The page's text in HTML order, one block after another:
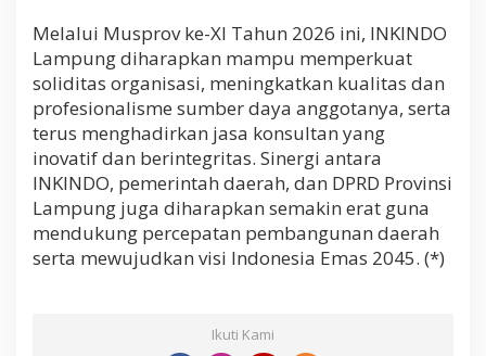
Melalui Musprov ke-XI Tahun 2026 ini, INKINDO
Lampung diharapkan mampu memperkuat
soliditas organisasi, meningkatkan kualitas dan
profesionalisme sumber daya anggotanya, serta
terus menghadirkan jasa konsultan yang
inovatif dan berintegritas. Sinergi antara
INKINDO, pemerintah daerah, dan DPRD Provinsi
Lampung juga diharapkan semakin erat guna
mendukung percepatan pembangunan daerah
serta mewujudkan visi Indonesia Emas 2045. (*)
Ikuti Kami